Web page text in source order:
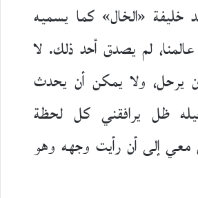
«الخال» كما يسميه
لم يصدق أحد ذلك. لا
يرحل، ولا يمكن أن يحدث
ظل يرافقني كل لحظة
إلى أن رأيت وجهه وهو